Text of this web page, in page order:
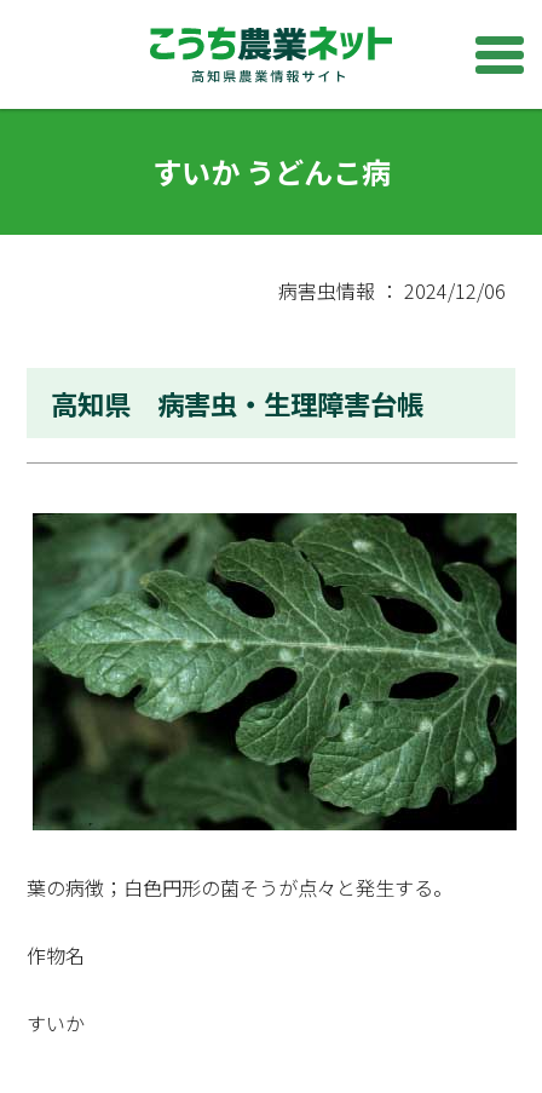
すいか うどんこ病
病害虫情報 ： 2024/12/06
高知県 病害虫・生理障害台帳
葉の病徴；白色円形の菌そうが点々と発生する。
作物名
すいか